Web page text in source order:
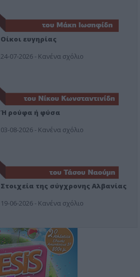
Οίκοι ευγηρίας
24-07-2026 - Κανένα σχόλιο
Ή ρούφα ή φύσα
03-08-2026 - Κανένα σχόλιο
Στοιχεία της σύγχρονης Αλβανίας
19-06-2026 - Κανένα σχόλιο